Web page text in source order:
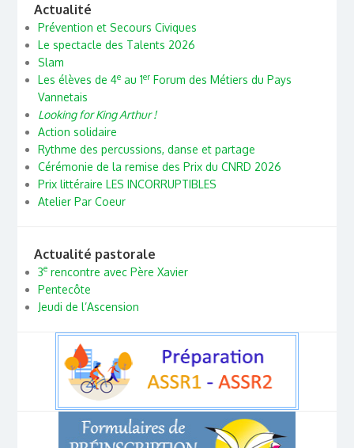
Actualité
Prévention et Secours Civiques
Le spectacle des Talents 2026
Slam
Les élèves de 4eau 1erForum des Métiers du Pays
Vannetais
Looking for King Arthur !
Action solidaire
Rythme des percussions, danse et partage
Cérémonie de la remise des Prix du CNRD 2026
Prix littéraire LES INCORRUPTIBLES
Atelier Par Coeur
Actualité pastorale
3erencontre avec Père Xavier
Pentecôte
Jeudi de l’Ascension